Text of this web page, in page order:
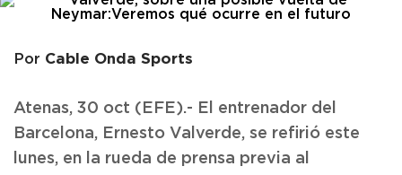
Por Cable Onda Sports
Atenas, 30 oct (EFE).- El entrenador del
Barcelona, Ernesto Valverde, se refirió este
lunes, en la rueda de prensa previa al